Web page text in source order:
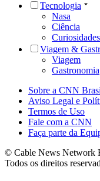
Tecnologia
Nasa
Ciência
Curiosidades
Viagem &
Viagem
Gastronomia
Sobre a CNN
Aviso Legal e
Termos de Uso
Fale com a CNN
Faça parte da
© Cable News Network
Todos os direitos